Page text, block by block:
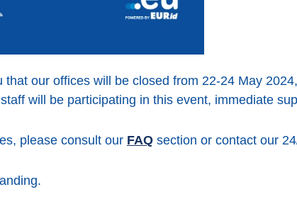
that our offices will be closed from 22-24 May
will be participating in this event, immediate
please consult our FAQ section or contact our